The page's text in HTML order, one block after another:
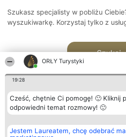
ORŁY Turystyki
19:28
Cześć, chętnie Ci pomogę! 🙂 Kliknij
odpowiedni temat rozmowy! 🙂
Jestem Laureatem, chcę odebrać
Szukasz specjalisty w pobliżu
wyszukiwarkę. Korzystaj tylko z
Szukaj
Organizator plebiscytu
Bright Side Solutions sp. z o.
Plebiscyt
Laureaci